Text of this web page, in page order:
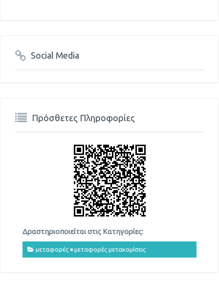
Social Media
Πρόσθετες Πληροφορίες
Δραστηριοποιείται στις Κατηγορίες:
μεταφορές »μεταφορές μετακομίσεις